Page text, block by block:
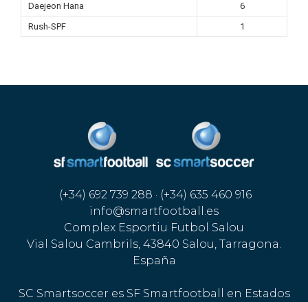
Daejeon Hana
6
Rush-SPF
1
(+34) 692 739 288 · (+34) 635 460 916
info@smartfootball.es
Complex Esportiu Futbol Salou
Vial Salou Cambrils, 43840 Salou, Tarragona.
España
SC Smartsoccer es SF Smartfootball en Estados